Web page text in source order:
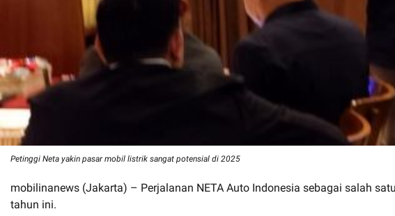
Petinggi Neta yakin pasar mobil listrik sangat potensial di 2025
mobilinanews (Jakarta) – Perjalanan NETA Auto Indonesia sebagai salah
tahun ini.